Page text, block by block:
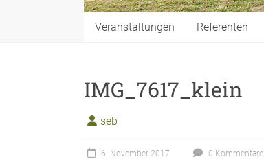
Veranstaltungen Referenten
IMG_7617_klein
seb
6. November 2017 0 Kommentare